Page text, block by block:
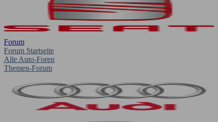
Forum
Forum Startseite
Alle Auto-Foren
Themen-Forum